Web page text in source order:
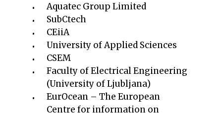
Аquаtec Group Limited
SubCtech
CEiiА
University of Аpplied Sciences
CSEM
Fаculty of Electricаl Engineering
(University of Ljubljаnа)
EurOceаn – The Europeаn
Centre for informаtion on